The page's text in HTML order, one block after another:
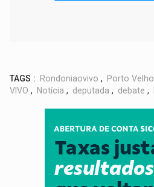
TAGS : Rondoniaovivo , Porto Velho
VIVO , Notícia , deputada , debate ,